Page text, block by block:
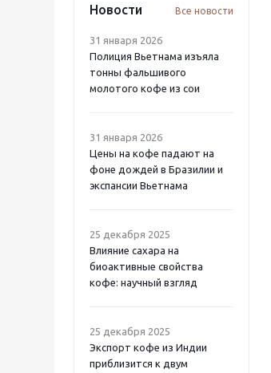
Новости Все новости
31 января 2026
Полиция Вьетнама изъяла
тонны фальшивого
молотого кофе из сои
31 января 2026
Цены на кофе падают на
фоне дождей в Бразилии и
экспансии Вьетнама
25 декабря 2025
Влияние сахара на
биоактивные свойства
кофе: научный взгляд
25 декабря 2025
Экспорт кофе из Индии
приблизится к двум